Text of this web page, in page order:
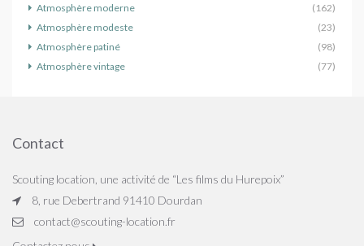
Atmosphère moderne
(162)
Atmosphère modeste
(23)
Atmosphère patiné
(98)
Atmosphère vintage
(77)
Contact
Scouting location, une activité de “Les films du Hurepoix”
8, rue Debertrand 91410 Dourdan
contact@scouting-location.fr